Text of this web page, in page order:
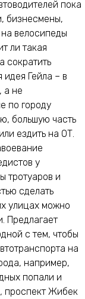
пока
бизнесмены,
велосипеды
ли такая
сократить
Гейла – в
а не
по городу
большую часть
ездить на ОТ.
у
тротуаров и
сделать
улицах можно
Предлагает
с тем, чтобы
на
например,
попали и
проспект Жибек